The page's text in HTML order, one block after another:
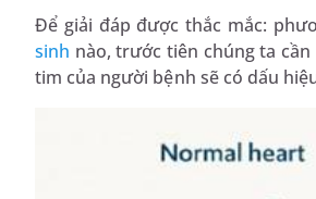
Để giải đáp được thắc mắc:
sinh nào, trước tiên chúng ta
tim của người bệnh sẽ có dấu